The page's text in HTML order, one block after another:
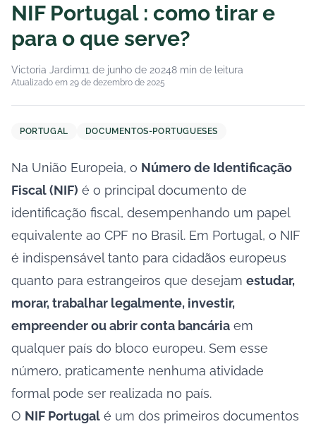
NIF Portugal : como tirar e
para o que serve?
Victoria Jardim11 de junho de 20248 min de leitura
Atualizado em 29 de dezembro de 2025
PORTUGAL DOCUMENTOS-PORTUGUESES
Na União Europeia, o Número de Identificação
Fiscal (NIF) é o principal documento de
identificação fiscal, desempenhando um papel
equivalente ao CPF no Brasil. Em Portugal, o NIF
é indispensável tanto para cidadãos europeus
quanto para estrangeiros que desejam estudar,
morar, trabalhar legalmente, investir,
empreender ou abrir conta bancária em
qualquer país do bloco europeu. Sem esse
número, praticamente nenhuma atividade
formal pode ser realizada no país.
O NIF Portugal é um dos primeiros documentos